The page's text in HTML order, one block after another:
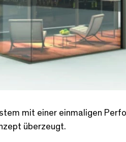
mit einer einmaligen
überzeugt.